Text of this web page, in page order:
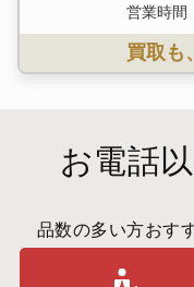
営業時間
買取も
お電話
品数の多い方おす